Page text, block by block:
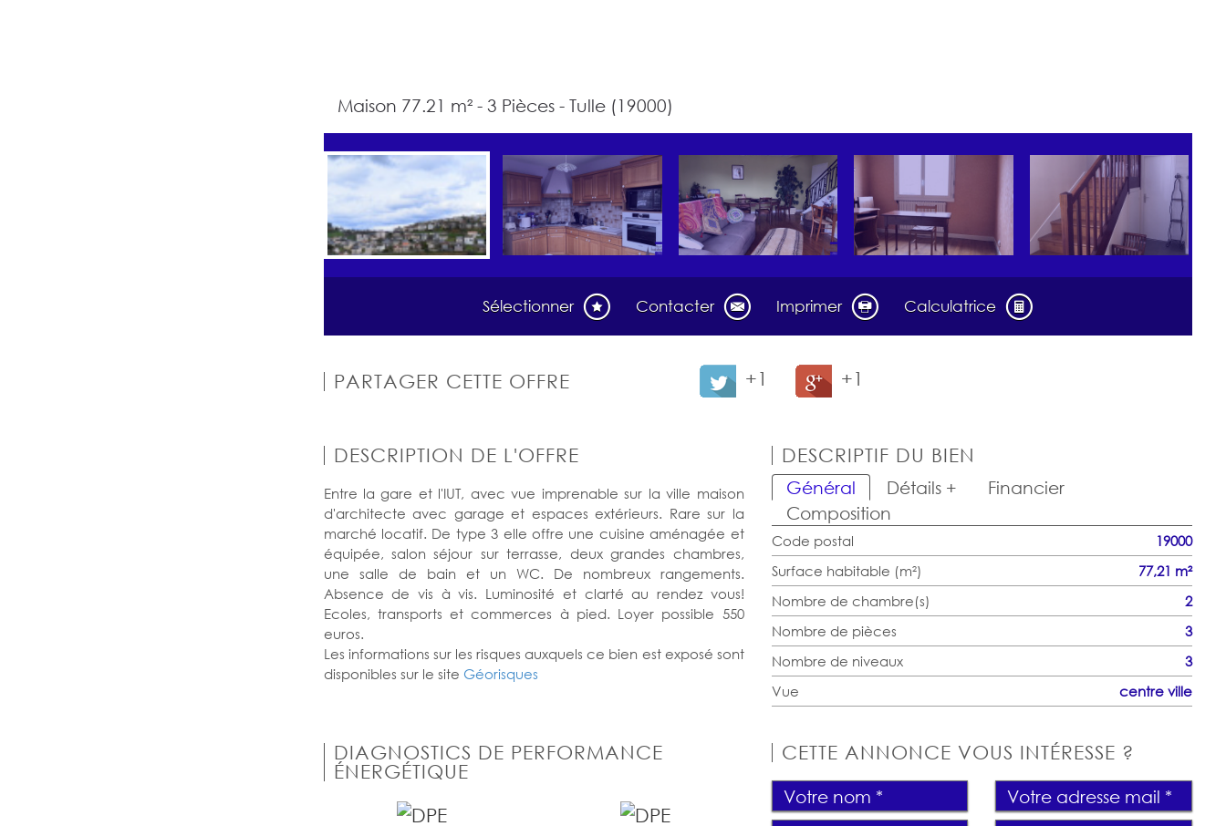
Maison 77.21 m² - 3 Pièces - Tulle (19000)
Sélectionner Contacter Imprimer Calculatrice
PARTAGER CETTE OFFRE +1 +1
DESCRIPTION DE L'OFFRE
Entre la gare et l'IUT, avec vue imprenable sur la ville maison
d'architecte avec garage et espaces extérieurs. Rare sur la
marché locatif. De type 3 elle offre une cuisine aménagée et
équipée, salon séjour sur terrasse, deux grandes chambres,
une salle de bain et un WC. De nombreux rangements.
Absence de vis à vis. Luminosité et clarté au rendez vous!
Ecoles, transports et commerces à pied. Loyer possible 550
euros.
Les informations sur les risques auxquels ce bien est exposé sont
disponibles sur le site Géorisques
DESCRIPTIF DU BIEN
Général Détails +
Financier
Composition
Code postal
19000
Surface habitable (m²)
77,21 m²
Nombre de chambre(s)
2
Nombre de pièces
3
Nombre de niveaux
3
Vue
centre ville
DIAGNOSTICS DE PERFORMANCE
ÉNERGÉTIQUE
CETTE ANNONCE VOUS INTÉRESSE ?